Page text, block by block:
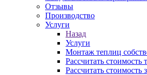
Отзывы
Производство
Услуги
Назад
Услуги
Монтаж теплиц
Рассчитать стоимость
Рассчитать стоимость